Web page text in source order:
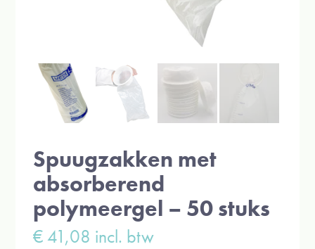
Spuugzakken met
absorberend
polymeergel – 50 stuks
€ 41,08 incl. btw